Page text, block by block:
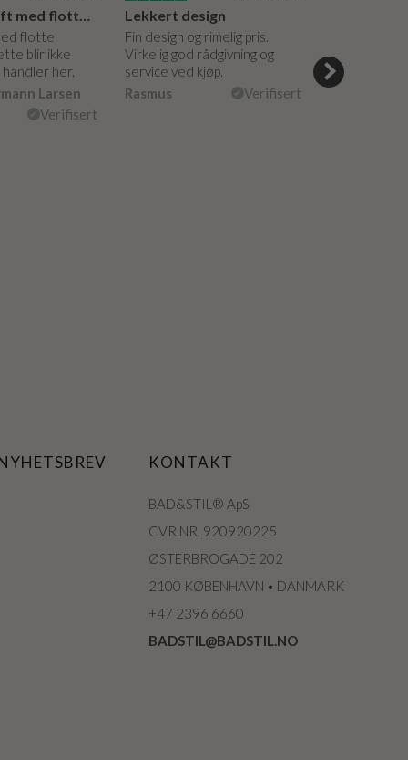
Super bedrift med flotte produkter
flotte
blir ikke
handler her.
Larsen
Verifisert
Lekkert design
Fin design og rimelig pris.
Virkelig god rådgivning og
service ved kjøp.
Rasmus
Verifisert
hjelpsomme
veiledning på
måte.
KONTAKT
BAD&STIL® ApS
CVR.NR. 920920225
ØSTERBROGADE 202
2100 KØBENHAVN • DANMARK
+47 2396 6660
BADSTIL@BADSTIL.NO